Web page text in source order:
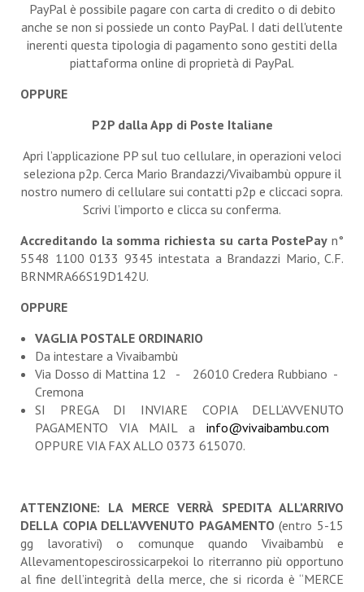
PayPal è possibile pagare con carta di credito o di debito
anche se non si possiede un conto PayPal. I dati dell'utente
inerenti questa tipologia di pagamento sono gestiti della
piattaforma online di proprietà di PayPal.
OPPURE
P2P dalla App di Poste Italiane
Apri l’applicazione PP sul tuo cellulare, in operazioni veloci
seleziona p2p. Cerca Mario Brandazzi/Vivaibambù oppure il
nostro numero di cellulare sui contatti p2p e cliccaci sopra.
Scrivi l’importo e clicca su conferma.
Accreditando la somma richiesta su carta PostePay n°
5548 1100 0133 9345 intestata a Brandazzi Mario, C.F.
BRNMRA66S19D142U.
OPPURE
VAGLIA POSTALE ORDINARIO
Da intestare a Vivaibambù
Via Dosso di Mattina 12 - 26010 Credera Rubbiano -
Cremona
SI PREGA DI INVIARE COPIA DELL’AVVENUTO
PAGAMENTO VIA MAIL a info@vivaibambu.com
OPPURE VIA FAX ALLO 0373 615070.
ATTENZIONE: LA MERCE VERRÀ SPEDITA ALL’ARRIVO
DELLA COPIA DELL’AVVENUTO PAGAMENTO (entro 5-15
gg lavorativi) o comunque quando Vivaibambù e
Allevamentopescirossicarpekoi lo riterranno più opportuno
al fine dell’integrità della merce, che si ricorda è “MERCE